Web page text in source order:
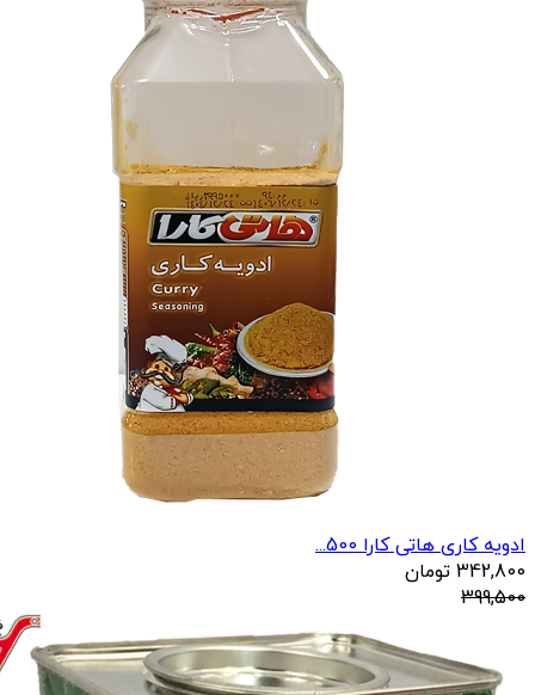
ادویه کاری هاتی کارا 500...
342,800 تومان
399,500